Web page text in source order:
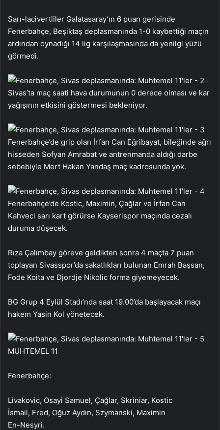
Sarı-lacivertliler Galatasaray’ın 6 puan gerisinde
Fenerbahçe, Beşiktaş deplasmanında 1-0 kaybettiği maçın
ardından oynadığı 14 lig karşılaşmasında da yenilgi yüzü
görmedi.
Sivas’ta maç saati hava durumunun 0 derece olması ve kar
yağışının etkisini göstermesi bekleniyor.
Fenerbahçe’de grip olan İrfan Can Eğribayat, bileğinde ağrı
hisseden Sofyan Amrabat ve antrenmanda aldığı darbe
sebebiyle Mert Hakan Yandaş maç kadrosunda yok.
Fenerbahçe’de Kostic, Maximin, Çağlar ve İrfan Can
Kahveci sarı kart görürse Kayserispor maçında cezalı
duruma düşecek.
Rıza Çalımbay göreve geldikten sonra 4 maçta 7 puan
toplayan Sivasspor’da sakatlıkları bulunan Emrah Başsan,
Fode Koita ve Djordje Nikolic forma giyemeyecek.
BG Grup 4 Eylül Stadı’nda saat 19.00’da başlayacak maçı
hakem Yasin Kol yönetecek.
MUHTEMEL 11
Fenerbahçe:
Livakovic, Osayi Samuel, Çağlar, Skriniar, Kostic
İsmail, Fred, Oğuz Aydın, Szymanski, Maximin
En-Nesyri.